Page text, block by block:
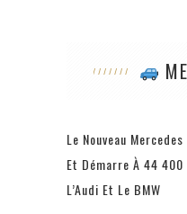
Le Nouveau
Et Démarre À 44 400
L’Audi Et Le BMW